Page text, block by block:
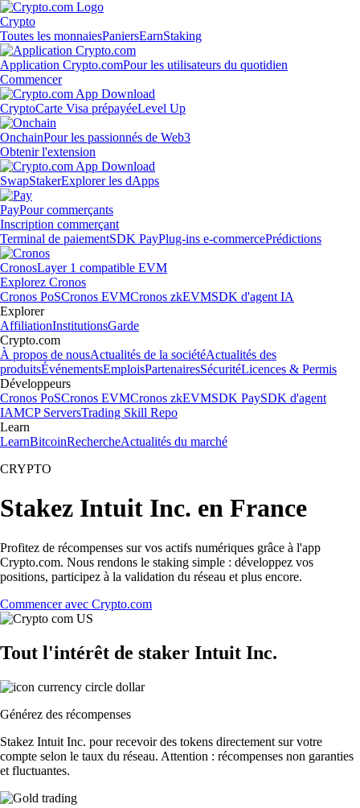
Crypto
Toutes les monnaiesPaniersEarnStaking
Application Crypto.comPour les utilisateurs du quotidien
Commencer
CryptoCarte Visa prépayéeLevel Up
OnchainPour les passionnés de Web3
Obtenir l'extension
SwapStakerExplorer les dApps
PayPour commerçants
Inscription commerçant
Terminal de paiementSDK PayPlug-ins e-commercePrédictions
CronosLayer 1 compatible EVM
Explorez Cronos
Cronos PoSCronos EVMCronos zkEVMSDK d'agent IA
Explorer
AffiliationInstitutionsGarde
Crypto.com
À propos de nousActualités de la sociétéActualités des
produitsÉvénementsEmploisPartenairesSécuritéLicences & Permis
Développeurs
Cronos PoSCronos EVMCronos zkEVMSDK PaySDK d'agent
IAMCP ServersTrading Skill Repo
Learn
LearnBitcoinRechercheActualités du marché
CRYPTO
Stakez Intuit Inc. en France
Profitez de récompenses sur vos actifs numériques grâce à l'app
Crypto.com. Nous rendons le staking simple : développez vos
positions, participez à la validation du réseau et plus encore.
Commencer avec Crypto.com
Tout l'intérêt de staker Intuit Inc.
Générez des récompenses
Stakez Intuit Inc. pour recevoir des tokens directement sur votre
compte selon le taux du réseau. Attention : récompenses non garanties
et fluctuantes.